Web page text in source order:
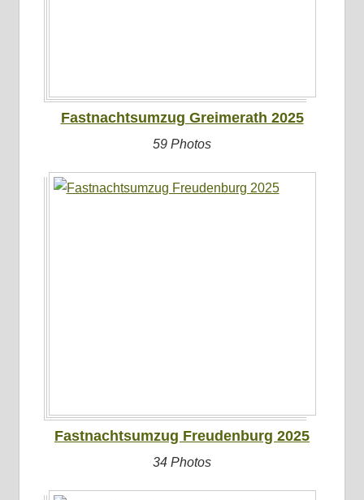
Fastnachtsumzug Greimerath 2025
59 Photos
Fastnachtsumzug Freudenburg 2025
34 Photos